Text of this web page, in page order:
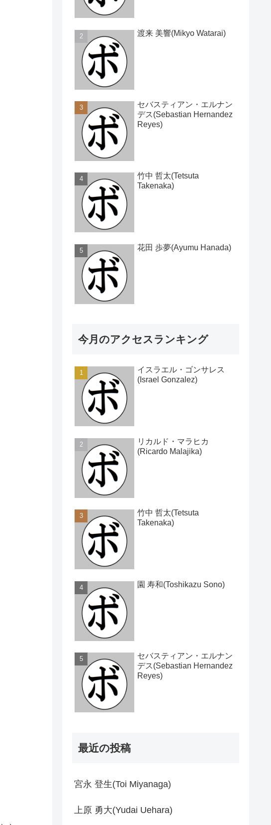
渡来 美響(Mikyo Watarai)
セバスティアン・エルナン
デス(Sebastian Hernandez
Reyes)
竹中 哲太(Tetsuta
Takenaka)
花田 歩夢(Ayumu Hanada)
今月のアクセスランキング
イスラエル・ゴンサレス
(Israel Gonzalez)
リカルド・マラヒカ
(Ricardo Malajika)
竹中 哲太(Tetsuta
Takenaka)
園 寿和(Toshikazu Sono)
セバスティアン・エルナン
デス(Sebastian Hernandez
Reyes)
最近の投稿
宮永 登生(Toi Miyanaga)
上原 勇大(Yudai Uehara)